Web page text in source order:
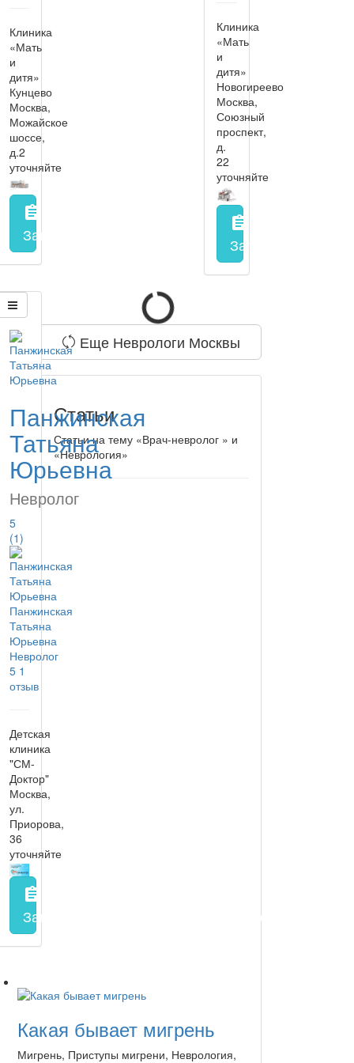
Клиника
«Мать
и
дитя»
Кунцево
Москва,
Можайское
шоссе,
д.2
уточняйте
assignment
Запись на прием заполнить форму онлайн
Клиника
«Мать
и
дитя»
Новогиреево
Москва,
Союзный
проспект,
д.
22
уточняйте
assignment
Запись на прием
Панжинская
Татьяна
Юрьевна
Невролог
5
(1)
Панжинская
Татьяна
Юрьевна
Невролог
5 1
отзыв
Детская
клиника
"СМ-
Доктор"
Москва,
ул.
Приорова,
36
уточняйте
assignment
Запись на прием заполнить форму онлайн
Еще Неврологи Москвы
Статьи
Статьи на тему «Врач-невролог » и
«Неврология»
Какая бывает мигрень
Мигрень, Приступы мигрени, Неврология,